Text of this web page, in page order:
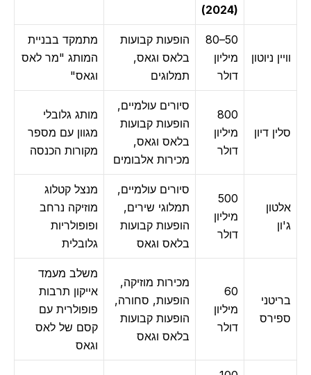
ניוטון
50–80
מיליון
הופעות קבועות
בלאס וגאס,
תמלוגים
מתמקד בבניית
המותג "מר לאס
דיון
מיליון
סיורים עולמיים,
הופעות קבועות
בלאס וגאס,
מכירות אלבומים
מותג גלובלי
מגוון עם מספר
מקורות הכנסה
סיורים עולמיים,
תמלוגי שירים,
הופעות קבועות
בלאס וגאס
מנצל קטלוג
מוזיקה נרחב
ופופולריות
גלובלית
מכירות מוזיקה,
הופעות, סחורה,
הופעות קבועות
בלאס וגאס
משלב מעמד
אייקון תרבות
פופולרית עם
קסם של לאס